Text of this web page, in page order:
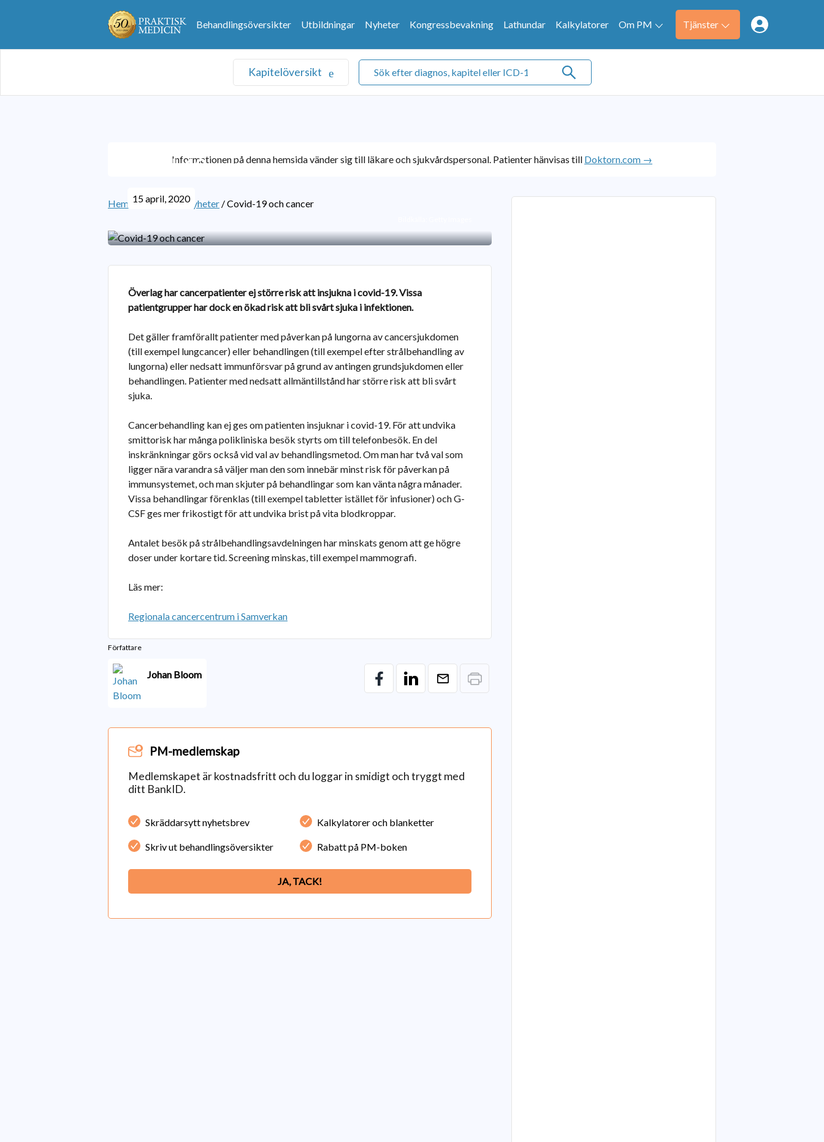
Behandlingsöversikter Utbildningar Nyheter Kongressbevakning Lathundar Kalkylatorer Om PM Tjänster
Kapitelöversikt
Informationen på denna hemsida vänder sig till läkare och sjukvårdspersonal. Patienter hänvisas till Doktorn.com →
Hem /Medicinska nyheter /Covid-19 och cancer
Covid-19 och cancer
15 april, 2020
Överlag har cancerpatienter ej större risk att insjukna i covid-19. Vissa
patientgrupper har dock en ökad risk att bli svårt sjuka i infektionen.
Det gäller framförallt patienter med påverkan på lungorna av cancersjukdomen
(till exempel lungcancer) eller behandlingen (till exempel efter strålbehandling av
lungorna) eller nedsatt immunförsvar på grund av antingen grundsjukdomen eller
behandlingen. Patienter med nedsatt allmäntillstånd har större risk att bli svårt
sjuka.
Cancerbehandling kan ej ges om patienten insjuknar i covid-19. För att undvika
smittorisk har många polikliniska besök styrts om till telefonbesök. En del
inskränkningar görs också vid val av behandlingsmetod. Om man har två val som
ligger nära varandra så väljer man den som innebär minst risk för påverkan på
immunsystemet, och man skjuter på behandlingar som kan vänta några månader.
Vissa behandlingar förenklas (till exempel tabletter istället för infusioner) och G-
CSF ges mer frikostigt för att undvika brist på vita blodkroppar.
Antalet besök på strålbehandlingsavdelningen har minskats genom att ge högre
doser under kortare tid. Screening minskas, till exempel mammografi.
Läs mer:
Regionala cancercentrum i Samverkan
Författare
Johan Bloom
PM-medlemskap
Medlemskapet är kostnadsfritt och du loggar in smidigt och tryggt med
ditt BankID.
Skräddarsytt nyhetsbrev Kalkylatorer och blanketter
Skriv ut behandlingsöversikter Rabatt på PM-boken
JA, TACK!